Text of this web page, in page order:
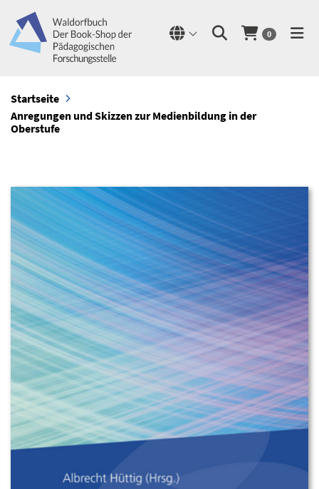
0
Startseite
Anregungen und Skizzen zur Medienbildung in der
Oberstufe